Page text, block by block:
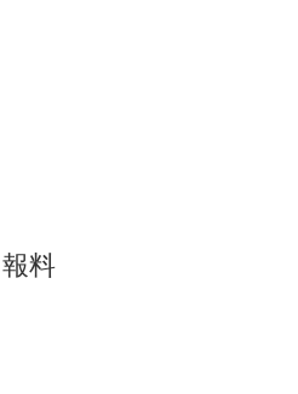
報料